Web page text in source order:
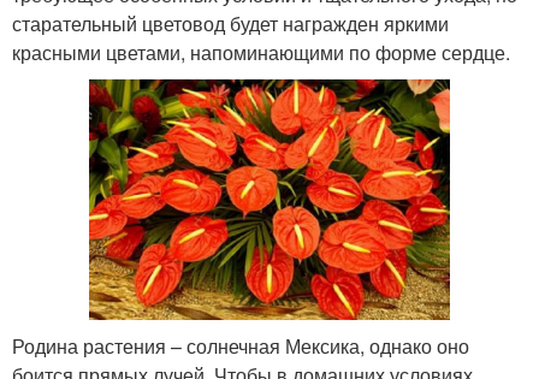
старательный цветовод будет награжден яркими
красными цветами, напоминающими по форме сердце.
Родина растения – солнечная Мексика, однако оно